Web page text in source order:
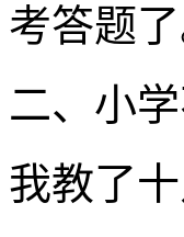
考答题了
二、小
我教了